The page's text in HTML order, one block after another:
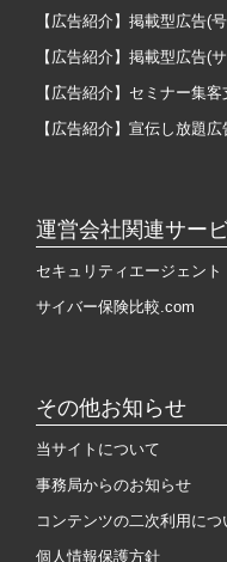
【広告紹介】掲載型広告(
【広告紹介】掲載型広告(
【広告紹介】セミナー集
【広告紹介】宣伝し放題広
運営会社関連サー
セキュリティエージェント
サイバー保険比較.com
その他お知らせ
当サイトについて
事務局からのお知らせ
コンテンツの二次利用につ
個人情報保護方針